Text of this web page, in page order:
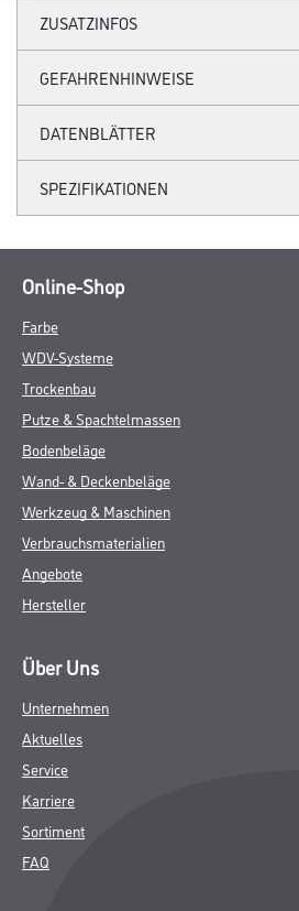
ZUSATZINFOS
GEFAHRENHINWEISE
DATENBLÄTTER
SPEZIFIKATIONEN
Online-Shop
Farbe
WDV-Systeme
Trockenbau
Putze & Spachtelmassen
Bodenbeläge
Wand- & Deckenbeläge
Werkzeug & Maschinen
Verbrauchsmaterialien
Angebote
Hersteller
Über Uns
Unternehmen
Aktuelles
Service
Karriere
Sortiment
FAQ